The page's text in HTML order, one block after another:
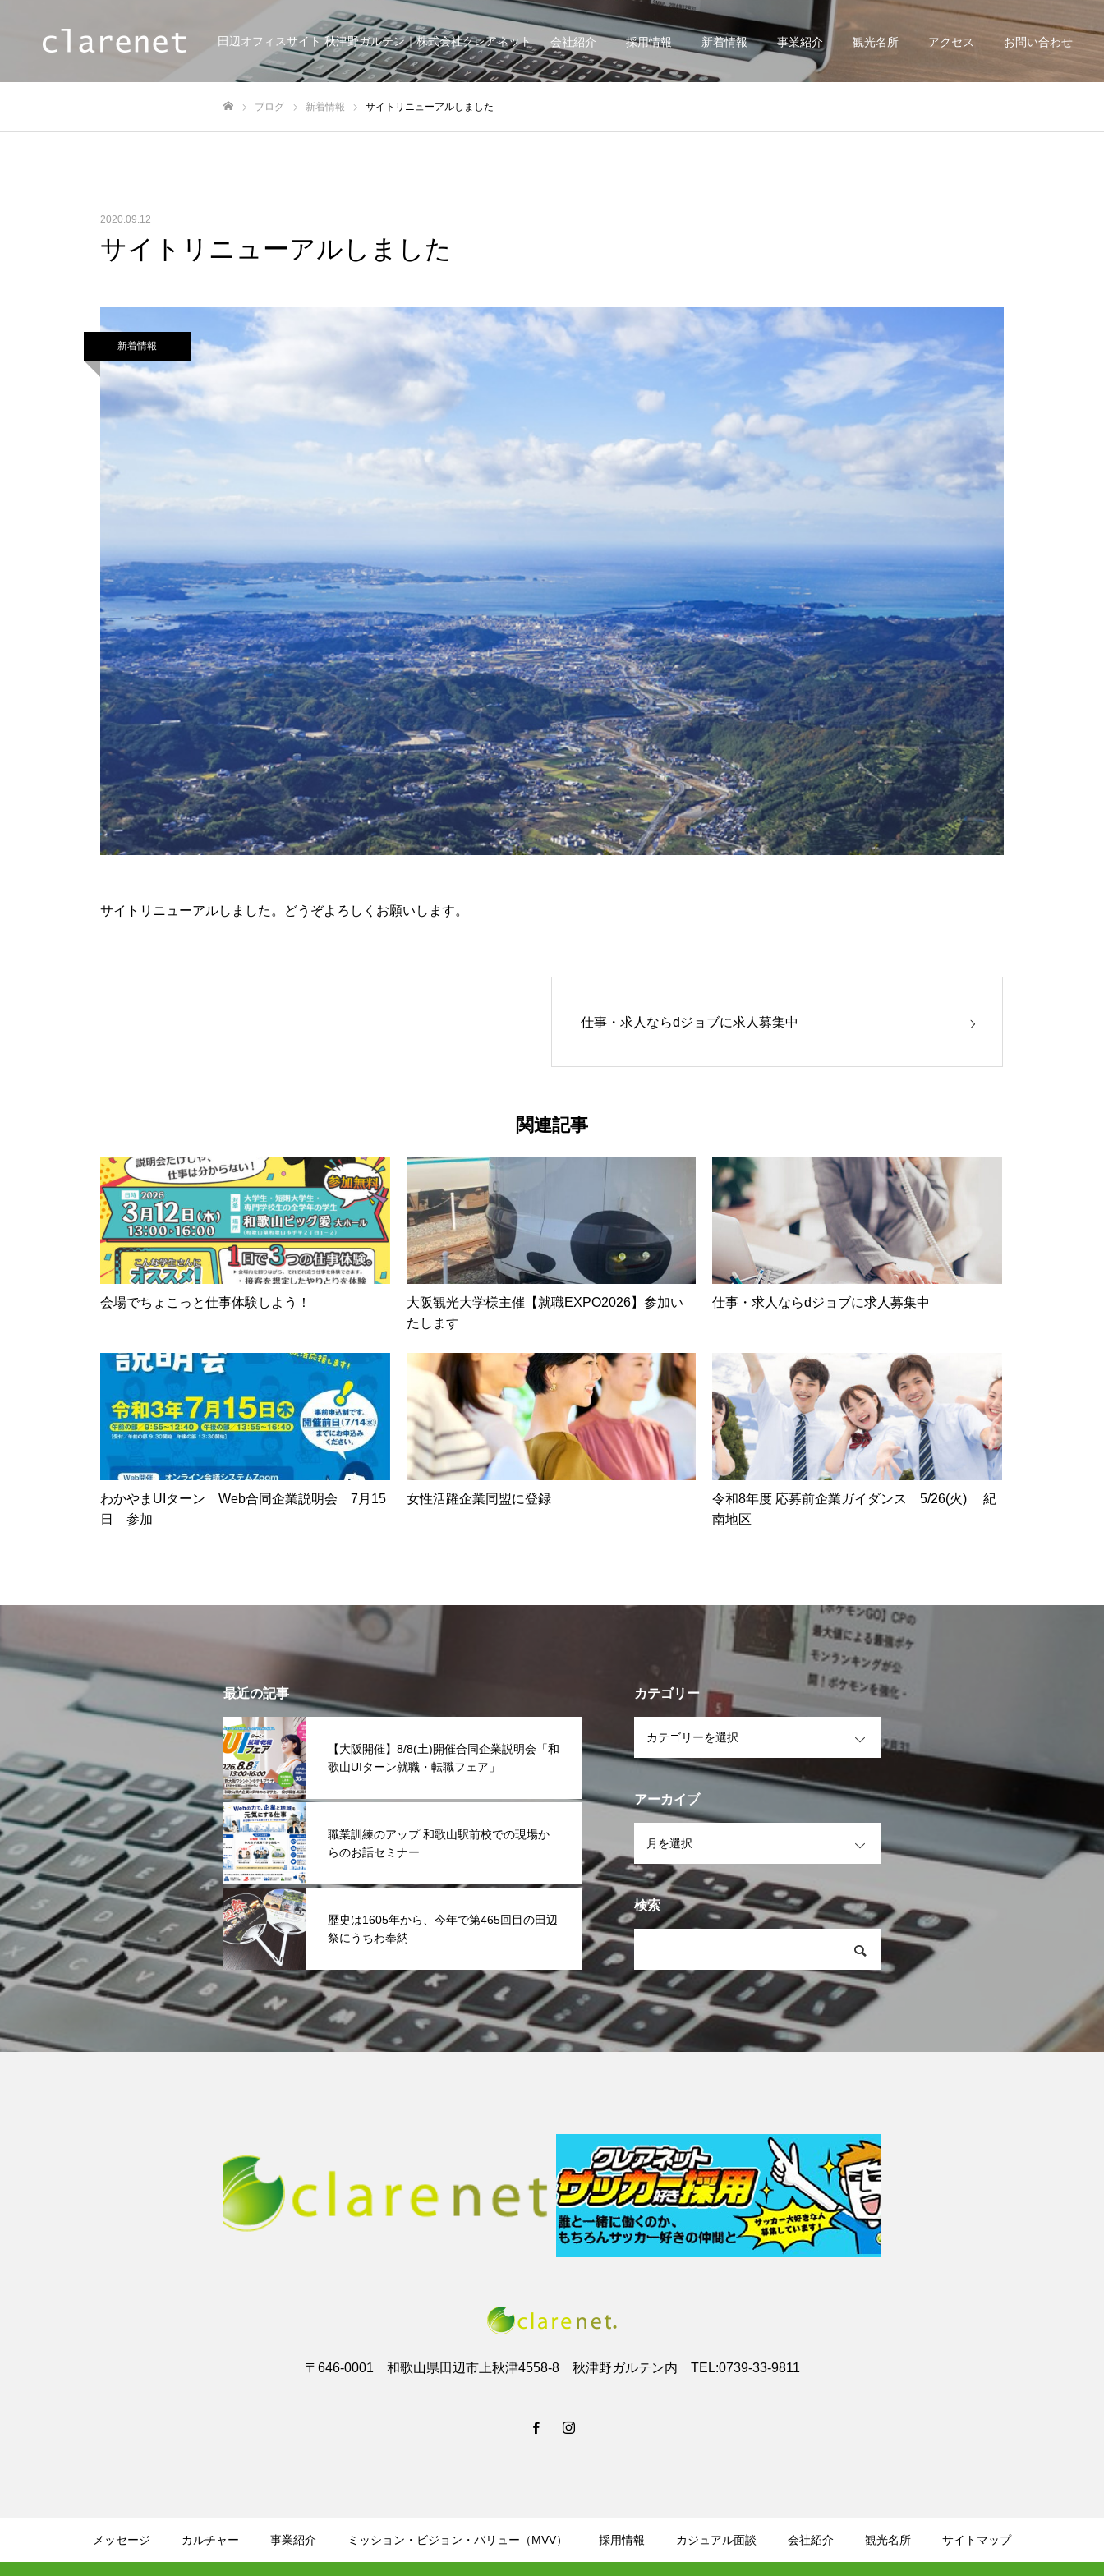
田辺オフィスサイト 秋津野ガルテン｜株式会社クレアネット 会社紹介 採用情報 新着情報 事業紹介 観光名所 アクセス お問い合わせ
ブログ 新着情報 サイトリニューアルしました
2020.09.12
サイトリニューアルしました
新着情報
サイトリニューアルしました。どうぞよろしくお願いします。
仕事・求人ならdジョブに求人募集中
関連記事
会場でちょこっと仕事体験しよう！
大阪観光大学様主催【就職EXPO2026】参加い
たします
仕事・求人ならdジョブに求人募集中
わかやまUIターン Web合同企業説明会 7月15
日 参加
女性活躍企業同盟に登録
令和8年度 応募前企業ガイダンス 5/26(火) 紀
南地区
最近の記事
【大阪開催】8/8(土)開催合同企業説明会「和
歌山UIターン就職・転職フェア」
職業訓練のアップ 和歌山駅前校での現場か
らのお話セミナー
歴史は1605年から、今年で第465回目の田辺
祭にうちわ奉納
カテゴリー
アーカイブ
検索
〒646-0001 和歌山県田辺市上秋津4558-8 秋津野ガルテン内 TEL:0739-33-9811
メッセージ カルチャー 事業紹介 ミッション・ビジョン・バリュー（MVV） 採用情報 カジュアル面談 会社紹介 観光名所 サイトマップ